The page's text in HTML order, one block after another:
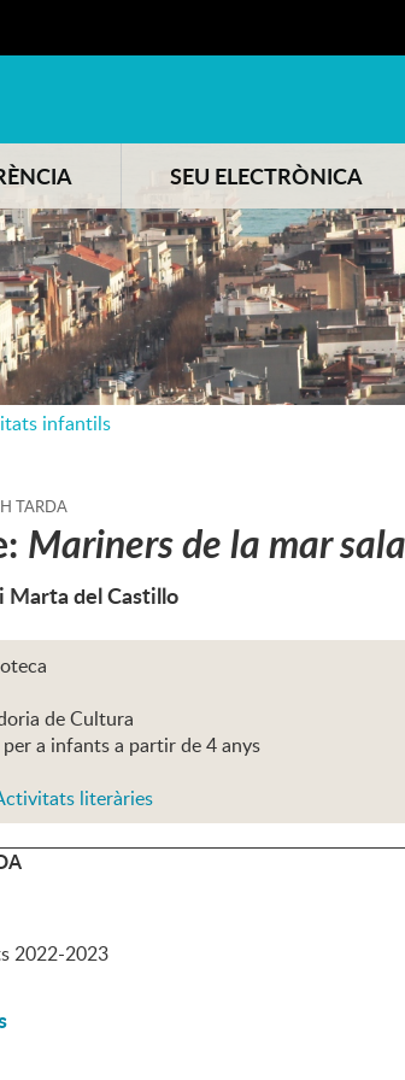
SEU ELECTRÒNICA
infantils
TARDA
Mariners de la mar
Marta del Castillo
de Cultura
a infants a partir de 4 anys
literàries
2022-2023